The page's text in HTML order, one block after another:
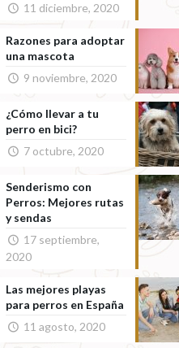
11 diciembre, 2020
Razones para adoptar
una mascota
9 noviembre, 2020
¿Cómo llevar a tu
perro en bici?
7 octubre, 2020
Senderismo con
Perros: Mejores rutas
y sendas
17 septiembre,
2020
Las mejores playas
para perros en España
11 agosto, 2020